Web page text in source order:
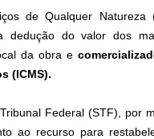
de Qualquer
dedução do valor dos
da obra e
(ICMS).
Federal (STF), por
ao recurso para